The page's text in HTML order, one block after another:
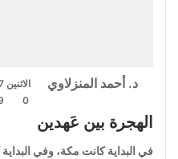
د. أحمد المنزلاوي
الاثنين 7 محرم 1448هـ 22-6-2026م
0
الهجرة بين عَهدين
في البداية كانت مكة، وفي